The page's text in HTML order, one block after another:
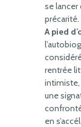
se lancer
A pied
rentrée
intimiste,
une
en